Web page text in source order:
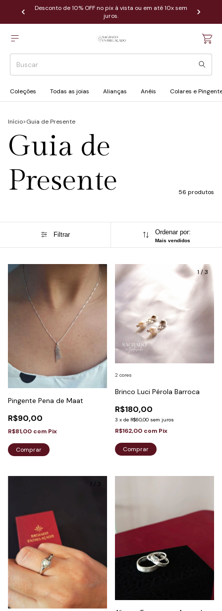
Desconto de 10% OFF no pix à vista ou em até 10x sem
juros.
Coleções Todas as joias Alianças Anéis Colares e
Início>Guia de Presente
Guia de
Presente
56 produtos
Filtrar Ordenar por:
Mais vendidos
Pingente Pena de Maat
R$90,00
R$81,00 com Pix
Comprar
1/3
Brinco Luci Pérola Barroca
R$180,00
3 x de R$60,00 sem juros
R$162,00 com Pix
2 cores
Comprar
1 / 3